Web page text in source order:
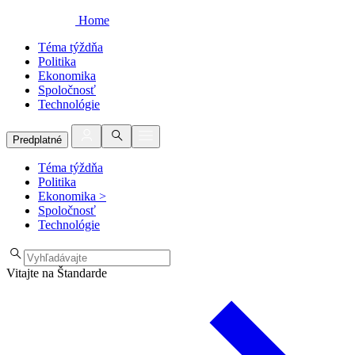
Home
Téma týždňa
Politika
Ekonomika
Spoločnosť
Technológie
Predplatné
Téma týždňa
Politika
Ekonomika >
Spoločnosť
Technológie
Vitajte na Štandarde